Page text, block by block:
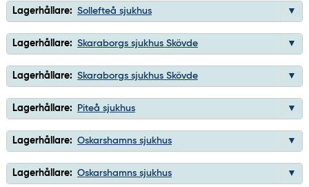
Lagerhållare: Sollefteå sjukhus
Lagerhållare: Skaraborgs sjukhus Skövde
Lagerhållare: Skaraborgs sjukhus Skövde
Lagerhållare: Piteå sjukhus
Lagerhållare: Oskarshamns sjukhus
Lagerhållare: Oskarshamns sjukhus